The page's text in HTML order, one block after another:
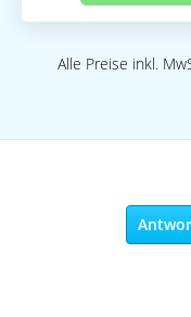
Alle Preise inkl.